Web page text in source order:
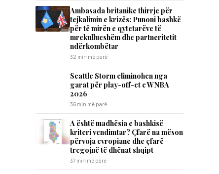
Ambasada britanike thirrje për
tejkalimin e krizës: Punoni bashkë
për të mirën e qytetarëve të
mrekullueshëm dhe partneritetit
ndërkombëtar
32 min më parë
Seattle Storm eliminohen nga
garat për play-off-et e WNBA
2026
36 min më parë
A është madhësia e bashkisë
kriteri vendimtar? Çfarë na mëson
përvoja evropiane dhe çfarë
tregojnë të dhënat shqipt
37 min më parë